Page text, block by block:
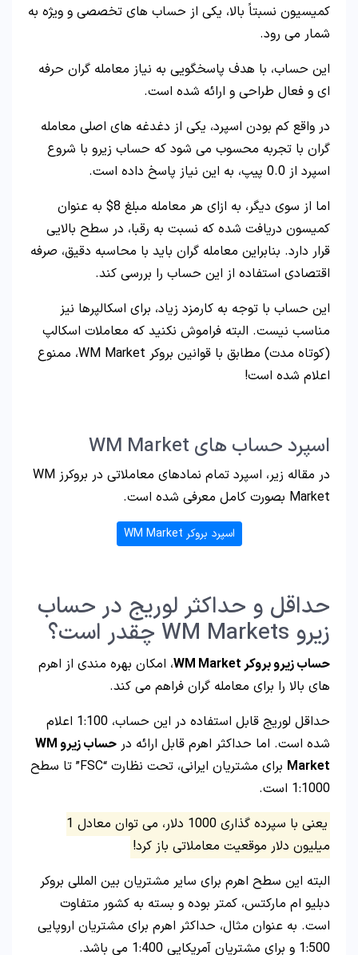
کمیسیون نسبتاً بالا، یکی از حساب های تخصصی و ویژه به
شمار می رود.
این حساب، با هدف پاسخگویی به نیاز معامله گران حرفه
ای و فعال طراحی و ارائه شده است.
در واقع کم بودن اسپرد، یکی از دغدغه های اصلی معامله
گران با تجربه محسوب می شود که حساب زیرو با شروع
اسپرد از 0.0 پیپ، به این نیاز پاسخ داده است.
اما از سوی دیگر، به ازای هر معامله مبلغ 8$ به عنوان
کمیسون دریافت شده که نسبت به رقبا، در سطح بالایی
قرار دارد. بنابراین معامله گران باید با محاسبه دقیق، صرفه
اقتصادی استفاده از این حساب را بررسی کند.
این حساب با توجه به کارمزد زیاد، برای اسکالپرها نیز
مناسب نیست. البته فراموش نکنید که معاملات اسکالپ
(کوتاه مدت) مطابق با قوانین بروکر WM Market، ممنوع
اعلام شده است!
اسپرد حساب های WM Market
در مقاله زیر، اسپرد تمام نمادهای معاملاتی در بروکرز WM
Market بصورت کامل معرفی شده است.
اسپرد بروکر WM Market
حداقل و حداکثر لوریج در حساب
زیرو WM Markets چقدر است؟
حساب زیرو بروکر WM Market
، امکان بهره مندی از اهرم
های بالا را برای معامله گران فراهم می کند.
حداقل لوریج قابل استفاده در این حساب، 1:100 اعلام
شده است. اما حداکثر اهرم قابل ارائه در
حساب زیرو WM
Market
برای مشتریان ایرانی، تحت نظارت “FSC” تا سطح
1:1000 است.
یعنی با سپرده گذاری 1000 دلار، می توان معادل 1
میلیون دلار موقعیت معاملاتی باز کرد!
البته این سطح اهرم برای سایر مشتریان بین المللی بروکر
دبلیو ام مارکتس، کمتر بوده و بسته به کشور متفاوت
است. به عنوان مثال، حداکثر اهرم برای مشتریان اروپایی
1:500 و برای مشتریان آمریکایی 1:400 می باشد.